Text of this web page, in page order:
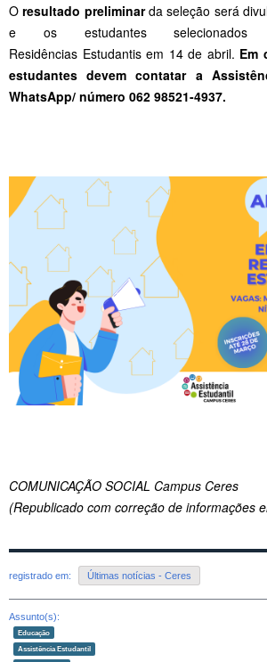
Oresultado preliminarda seleção será
e os estudantes selecionados
Residências Estudantis em 14 de abril. Em
estudantes devem contatar a
WhatsApp/ número 062 98521-4937.
COMUNICAÇÃO SOCIAL Campus Ceres
(Republicado com correção de informações
registrado em: Últimas notícias - Ceres
Assunto(s):
Educação
Assistência Estudantil